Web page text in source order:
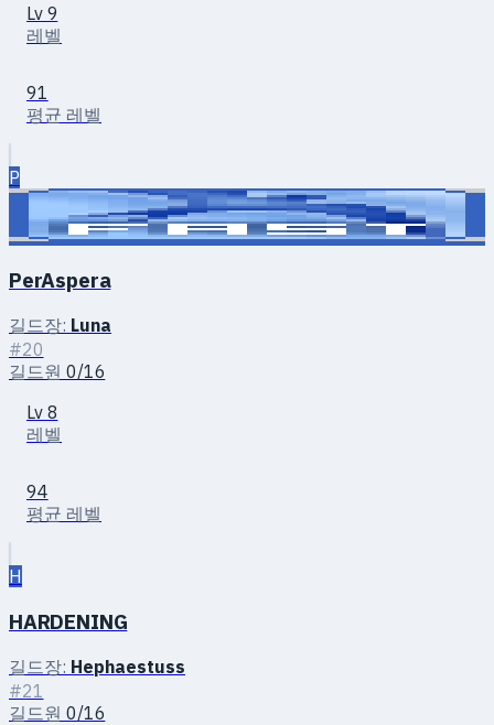
Lv 9
레벨
91
평균 레벨
P
PerAspera
길드장: Luna
#20
길드원 0/16
Lv 8
레벨
94
평균 레벨
H
HARDENING
길드장: Hephaestuss
#21
길드원 0/16